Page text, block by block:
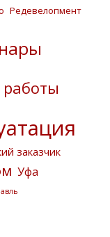
Редевелопмент
заказчик
Уфа